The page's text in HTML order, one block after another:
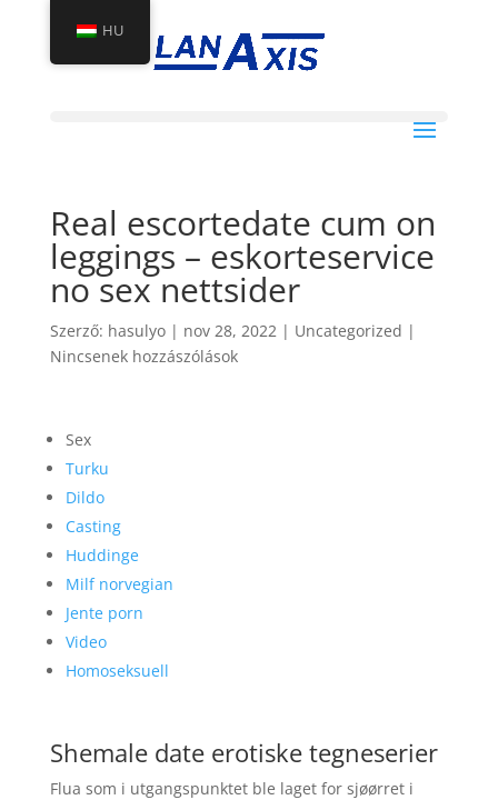
Real escortedate cum on
leggings – eskorteservice
no sex nettsider
Szerző: hasulyo| nov 28, 2022| Uncategorized |
Nincsenek hozzászólások
Sex
Turku
Dildo
Casting
Huddinge
Milf norvegian
Jente porn
Video
Homoseksuell
Shemale date erotiske tegneserier
Flua som i utgangspunktet ble laget for sjøørret i
HU